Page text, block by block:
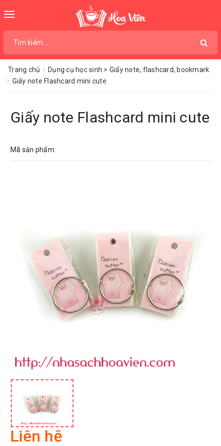
Toggle
Trang chủ
Dụng cụ học sinh > Giấy note, flashcard, bookmark
Giấy note Flashcard mini cute
Giấy note Flashcard mini cute
Mã sản phẩm:
Liên hệ